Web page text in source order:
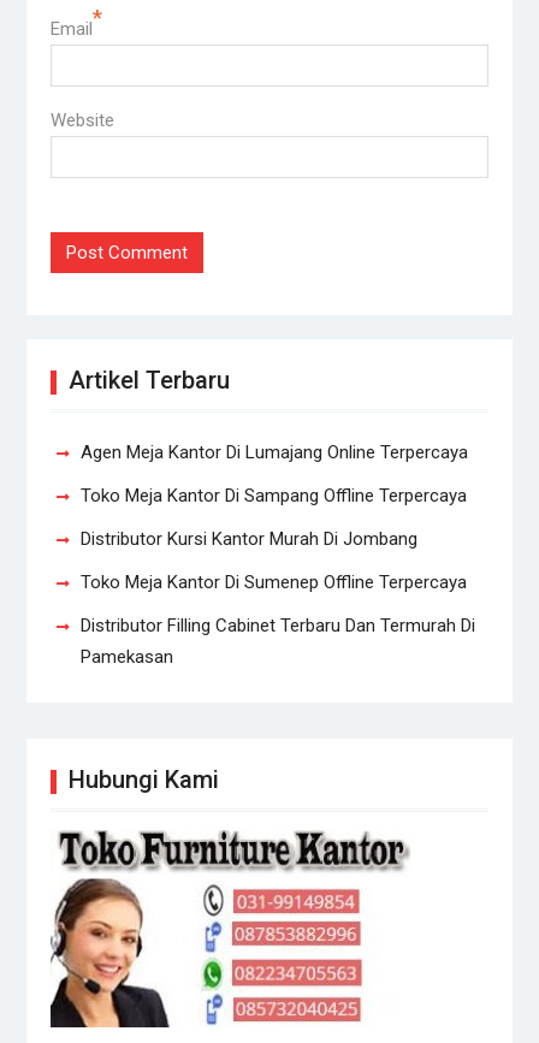
Email*
Website
Artikel Terbaru
Agen Meja Kantor Di Lumajang Online Terpercaya
Toko Meja Kantor Di Sampang Offline Terpercaya
Distributor Kursi Kantor Murah Di Jombang
Toko Meja Kantor Di Sumenep Offline Terpercaya
Distributor Filling Cabinet Terbaru Dan Termurah Di
Pamekasan
Hubungi Kami